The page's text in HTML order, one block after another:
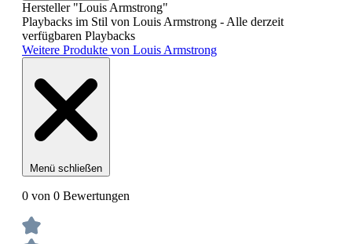
Hersteller "Louis Armstrong"
Playbacks im Stil von Louis Armstrong - Alle derzeit
verfügbaren Playbacks
Weitere Produkte von Louis Armstrong
Menü schließen
0 von 0 Bewertungen